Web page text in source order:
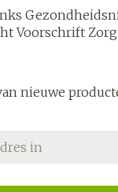
Voorschrift
nieuwe